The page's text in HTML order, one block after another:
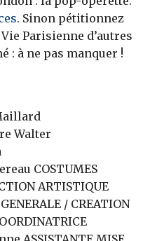
. Sinon pétitionnez
Parisienne d’autres
: à ne pas manquer !
Walter
COSTUMES
ARTISTIQUE
/ CREATION